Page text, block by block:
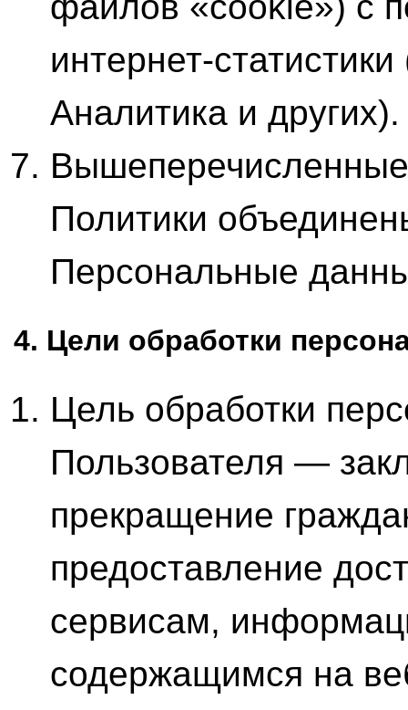
интернет-
Аналитика и других).
Политики
Персональные
4. Цели обработки
Цель обработки
Пользователя —
прекращение
предоставление
сервисам,
содержащимся на